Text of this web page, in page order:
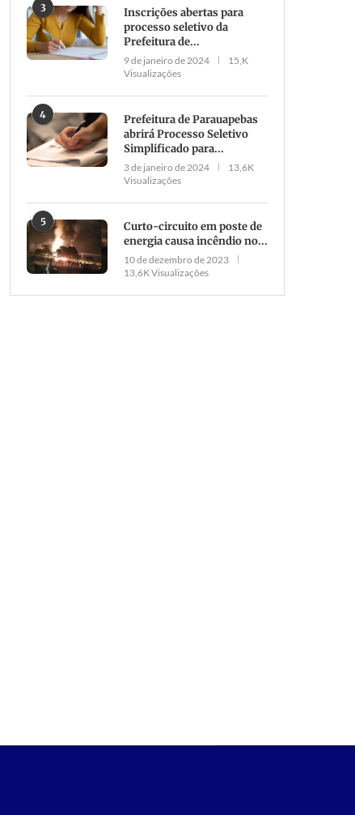
3
Inscrições abertas para
processo seletivo da
Prefeitura de...
9 de janeiro de 2024
15,K
Visualizações
4
Prefeitura de Parauapebas
abrirá Processo Seletivo
Simplificado para...
3 de janeiro de 2024
13,6K
Visualizações
5
Curto-circuito em poste de
energia causa incêndio no...
10 de dezembro de 2023
13,6K Visualizações